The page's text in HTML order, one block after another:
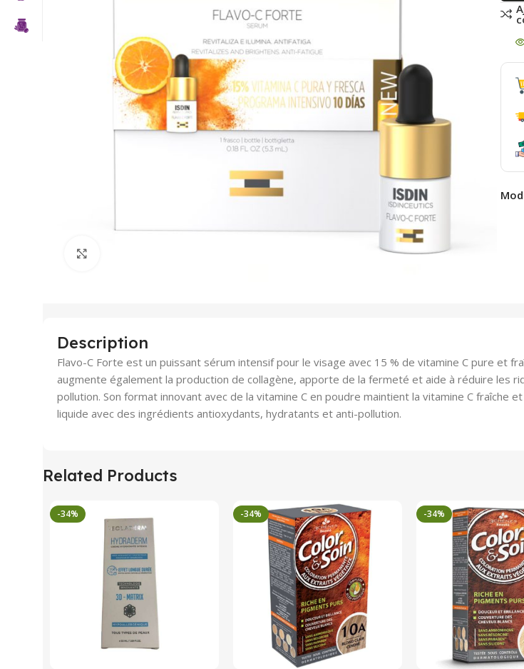
Description
Flavo-C Forte est un puissant sérum intensif pour le visage avec 15 % de vitamine C pure et
augmente également la production de collagène, apporte de la fermeté et aide à réduire
pollution. Son format innovant avec de la vitamine C en poudre maintient la vitamine C fraîche
liquide avec des ingrédients antioxydants, hydratants et anti-pollution.
Related Products
-34% -34% -34%